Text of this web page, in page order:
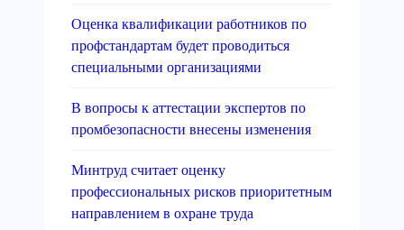
Оценка квалификации работников по
профстандартам будет проводиться
специальными организациями
В вопросы к аттестации экспертов по
промбезопасности внесены изменения
Минтруд считает оценку
профессиональных рисков приоритетным
направлением в охране труда